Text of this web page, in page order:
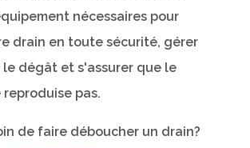
nécessaires pour
drain en toute sécurité, gérer
dégât et s'assurer que le
pas.
de faire déboucher un drain?